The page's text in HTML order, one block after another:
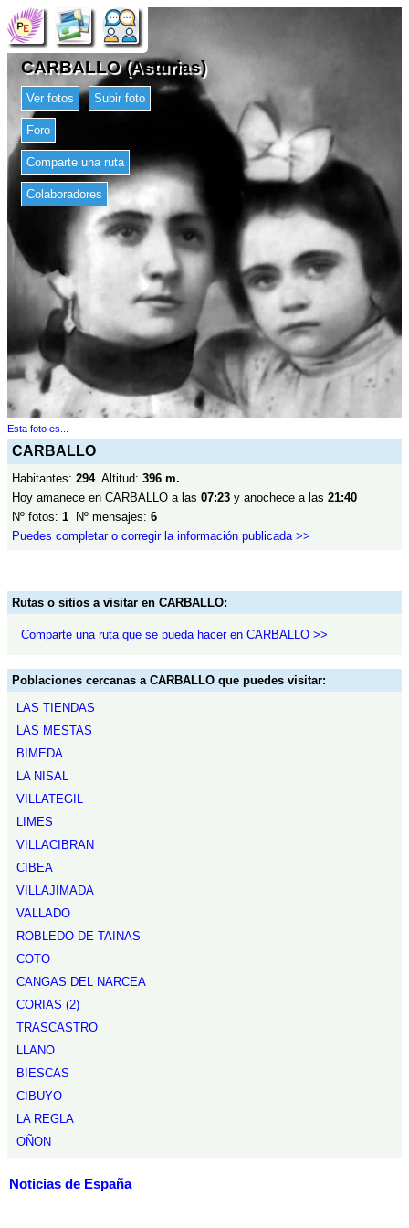
CARBALLO (Asturias)
Ver fotos Subir foto
Foro
Comparte una ruta
Colaboradores
Esta foto es...
CARBALLO
Habitantes: 294Altitud: 396 m.
Hoy amanece en CARBALLO a las 07:23 y anochece a las 21:40
Nº fotos: 1 Nº mensajes: 6
Puedes completar o corregir la información publicada >>
Rutas o sitios a visitar en CARBALLO:
Comparte una ruta que se pueda hacer en CARBALLO >>
Poblaciones cercanas a CARBALLO que puedes visitar:
LAS TIENDAS
LAS MESTAS
BIMEDA
LA NISAL
VILLATEGIL
LIMES
VILLACIBRAN
CIBEA
VILLAJIMADA
VALLADO
ROBLEDO DE TAINAS
COTO
CANGAS DEL NARCEA
CORIAS (2)
TRASCASTRO
LLANO
BIESCAS
CIBUYO
LA REGLA
OÑON
Noticias de España